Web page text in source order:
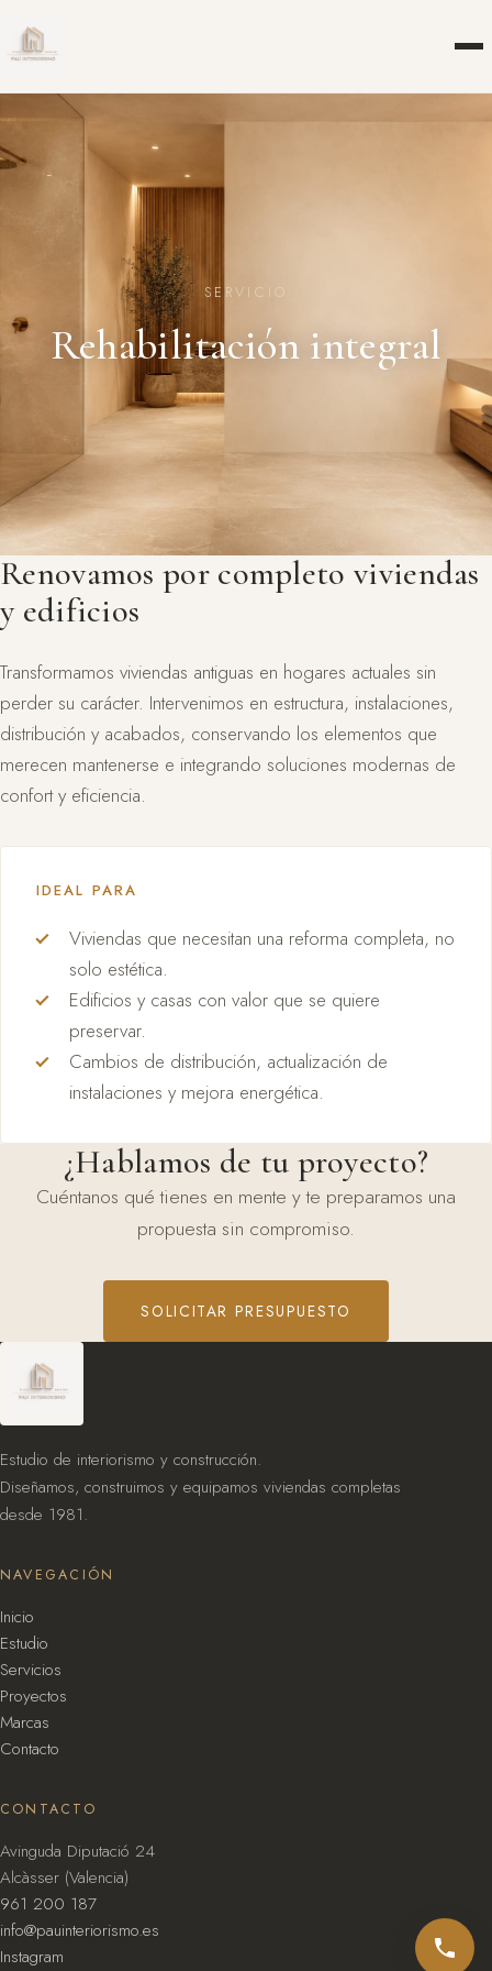
SERVICIO
Rehabilitación integral
Renovamos por completo viviendas
y edificios
Transformamos viviendas antiguas en hogares actuales sin
perder su carácter. Intervenimos en estructura, instalaciones,
distribución y acabados, conservando los elementos que
merecen mantenerse e integrando soluciones modernas de
confort y eficiencia.
IDEAL PARA
Viviendas que necesitan una reforma completa, no
solo estética.
Edificios y casas con valor que se quiere
preservar.
Cambios de distribución, actualización de
instalaciones y mejora energética.
¿Hablamos de tu proyecto?
Cuéntanos qué tienes en mente y te preparamos una
propuesta sin compromiso.
SOLICITAR PRESUPUESTO
Estudio de interiorismo y construcción.
Diseñamos, construimos y equipamos viviendas completas
desde 1981.
NAVEGACIÓN
Inicio
Estudio
Servicios
Proyectos
Marcas
Contacto
CONTACTO
Avinguda Diputació 24
Alcàsser (Valencia)
961 200 187
info@pauinteriorismo.es
Instagram